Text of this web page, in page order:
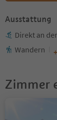
Ausstattung
Direkt an
Wandern
Zimmer